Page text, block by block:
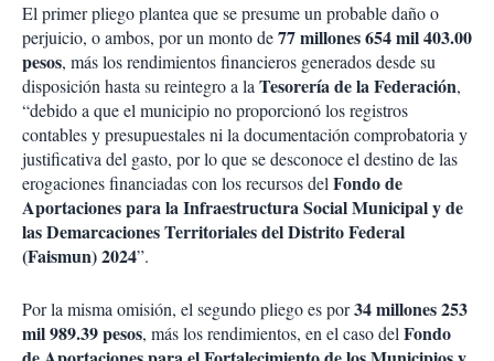
El primer pliego plantea que se presume un probable daño o
perjuicio, o ambos, por un monto de77 millones 654 mil 403.00
pesos, más los rendimientos financieros generados desde su
disposición hasta su reintegro a laTesorería de la Federación,
“debido a que el municipio no proporcionó los registros
contables y presupuestales ni la documentación comprobatoria y
justificativa del gasto, por lo que se desconoce el destino de las
erogaciones financiadas con los recursos delFondo de
Aportaciones para la Infraestructura Social Municipal y de
las Demarcaciones Territoriales del Distrito Federal
(Faismun) 2024”.
Por la misma omisión, el segundo pliego es por34 millones 253
mil 989.39 pesos, más los rendimientos, en el caso delFondo